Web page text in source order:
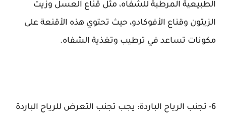
الطبيعية المرطبة للشفاه، مثل قناع العسل وزيت
الزيتون وقناع الأفوكادو، حيث تحتوي هذه الأقنعة على
مكونات تساعد في ترطيب وتغذية الشفاه.
6- تجنب الرياح الباردة: يجب تجنب التعرض للرياح الباردة